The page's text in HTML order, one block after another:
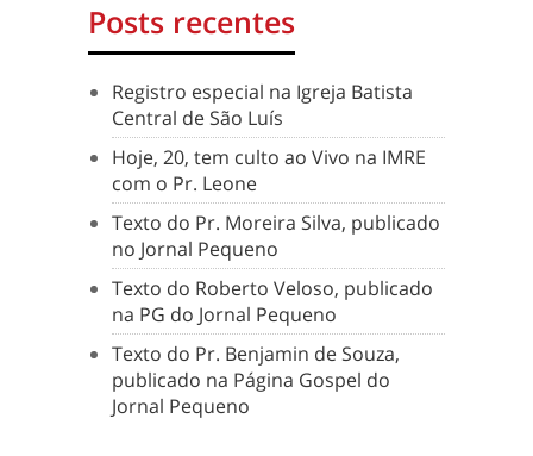
Posts recentes
Registro especial na Igreja Batista
Central de São Luís
Hoje, 20, tem culto ao Vivo na IMRE
com o Pr. Leone
Texto do Pr. Moreira Silva, publicado
no Jornal Pequeno
Texto do Roberto Veloso, publicado
na PG do Jornal Pequeno
Texto do Pr. Benjamin de Souza,
publicado na Página Gospel do
Jornal Pequeno